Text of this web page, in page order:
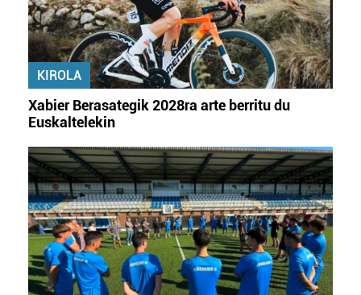
baliatzen gara. Ohar hau onartuz gero, teknologia hori
erabiltzeko baimen esplizitua ematen diguzu.Gehiago
irakurri
KIROLA
Xabier Berasategik 2028ra arte berritu du
Euskaltelekin